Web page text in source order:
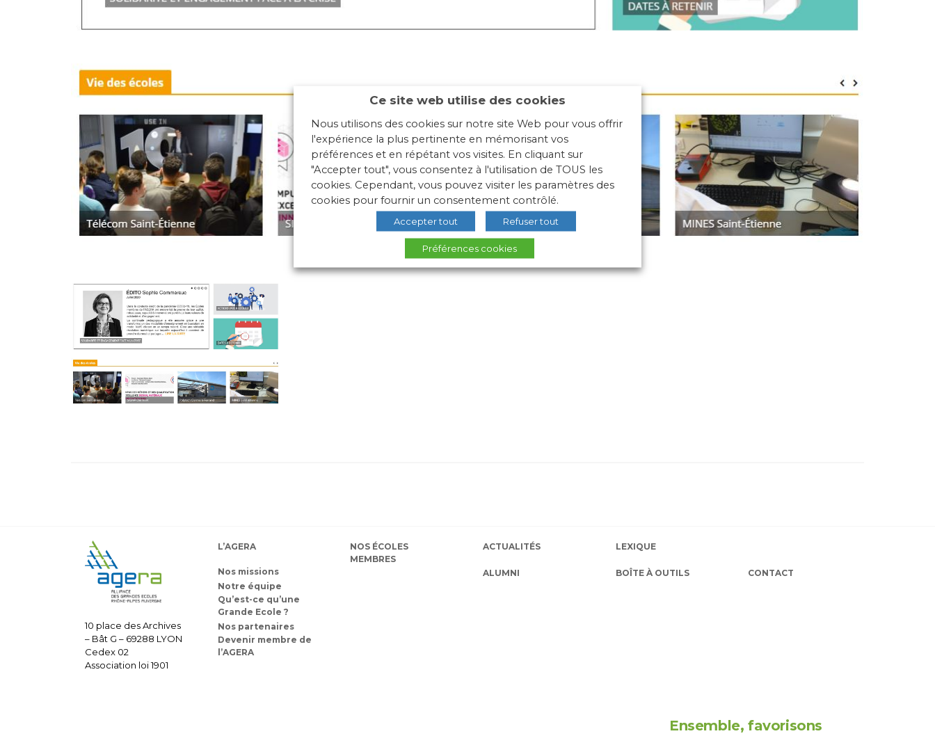
10 place des Archives
– Bât G – 69288 LYON
Cedex 02
Association loi 1901
L’AGERA
Nos missions
Notre équipe
Qu’est-ce qu’une
Grande Ecole ?
Nos partenaires
Devenir membre de
l’AGERA
NOS ÉCOLES
MEMBRES
ACTUALITÉS LEXIQUE
ALUMNI BOÎTE À OUTILS CONTACT
Ensemble, favorisons
Ce site web utilise des cookies
Nous utilisons des cookies sur notre site Web pour vous offrir
l'expérience la plus pertinente en mémorisant vos
préférences et en répétant vos visites. En cliquant sur
"Accepter tout", vous consentez à l'utilisation de TOUS les
cookies. Cependant, vous pouvez visiter les paramètres des
cookies pour fournir un consentement contrôlé.
Accepter tout Refuser tout
Préférences cookies